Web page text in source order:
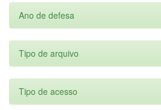
Ano de defesa
Tipo de arquivo
Tipo de acesso